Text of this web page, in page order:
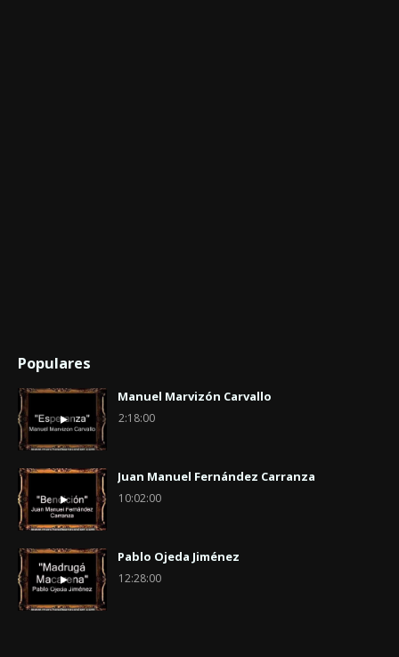
Populares
Manuel Marvizón Carvallo
2:18:00
Juan Manuel Fernández Carranza
10:02:00
Pablo Ojeda Jiménez
12:28:00